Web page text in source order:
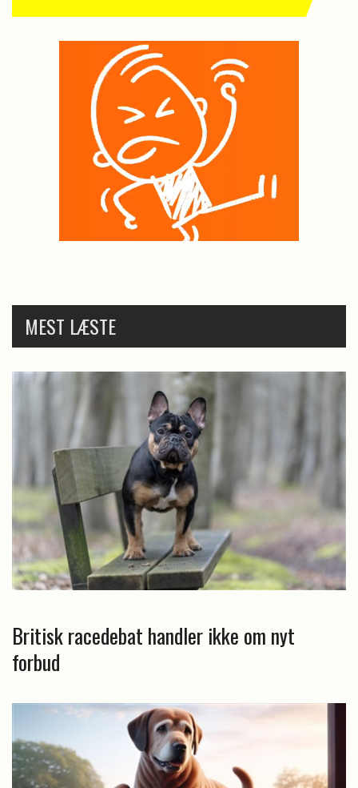
MEST LÆSTE
Britisk racedebat handler ikke om nyt
forbud